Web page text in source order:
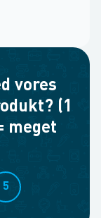
vores
(1
meget
5